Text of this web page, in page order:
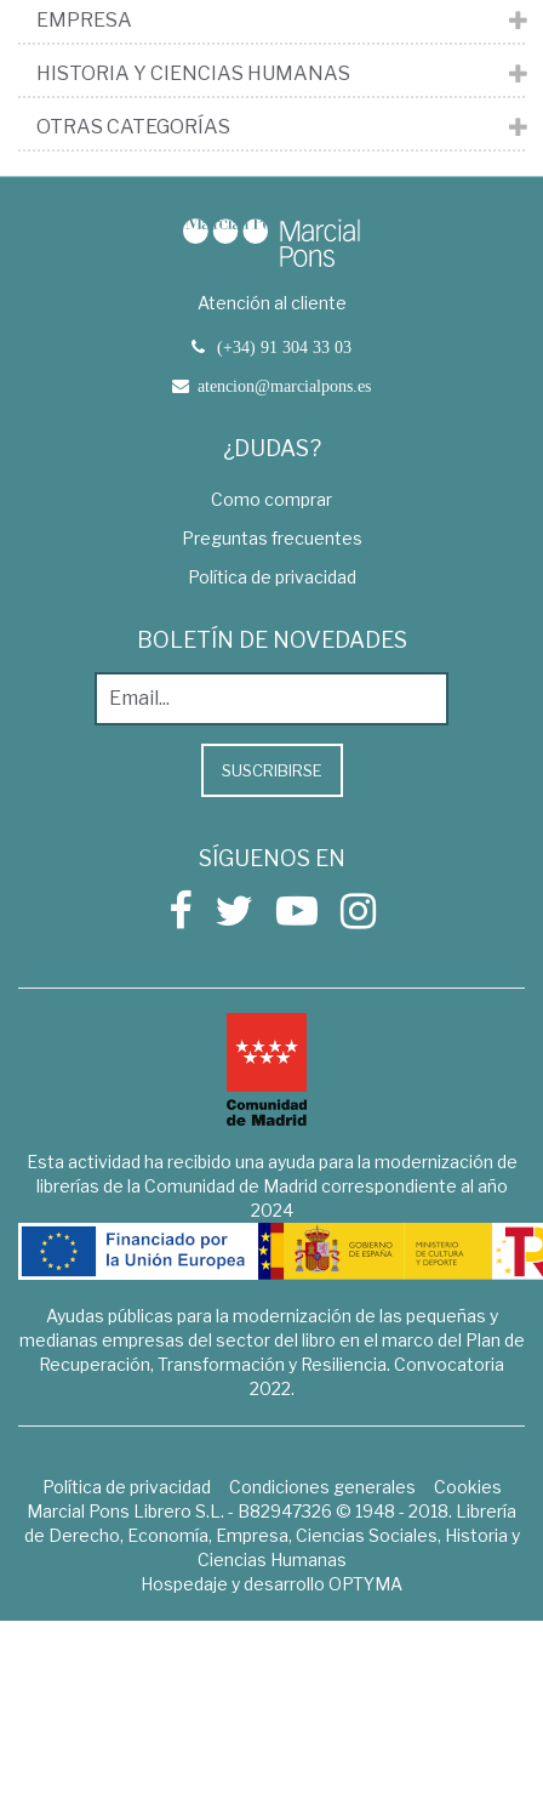
EMPRESA
HISTORIA Y CIENCIAS HUMANAS
OTRAS CATEGORÍAS
Atención al cliente
(+34) 91 304 33 03
atencion@marcialpons.es
¿DUDAS?
Como comprar
Preguntas frecuentes
Política de privacidad
BOLETÍN DE NOVEDADES
SUSCRIBIRSE
SÍGUENOS EN
Esta actividad ha recibido una ayuda para la modernización de
librerías de la Comunidad de Madrid correspondiente al año
2024
Ayudas públicas para la modernización de las pequeñas y
medianas empresas del sector del libro en el marco del Plan de
Recuperación, Transformación y Resiliencia. Convocatoria
2022.
Política de privacidad Condiciones generales
Cookies
Marcial Pons Librero S.L. - B82947326 © 1948 - 2018. Librería
de Derecho, Economía, Empresa, Ciencias Sociales, Historia y
Ciencias Humanas
Hospedaje y desarrollo OPTYMA